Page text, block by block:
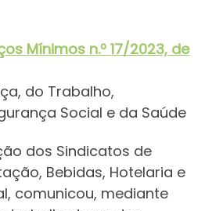
Mínimos n.º 17/2023, de
do Trabalho,
Social e da Saúde
dos Sindicatos de
Bebidas, Hotelaria e
comunicou, mediante